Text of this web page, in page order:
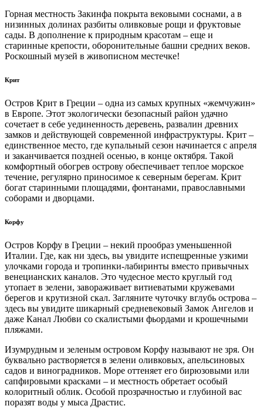
Горная местность Закинфа покрыта вековыми соснами, а в
низинных долинах разбиты оливковые рощи и фруктовые
сады. В дополнение к природным красотам – еще и
старинные крепости, оборонительные башни средних веков.
Роскошный музей в живописном местечке!
Крит
Остров Крит в Греции – одна из самых крупных «жемчужин»
в Европе. Этот экологически безопасный район удачно
сочетает в себе уединенность деревень, развалин древних
замков и действующей современной инфраструктуры. Крит –
единственное место, где купальный сезон начинается с апреля
и заканчивается поздней осенью, в конце октября. Такой
комфортный обогрев острову обеспечивает теплое морское
течение, регулярно приносимое к северным берегам. Крит
богат старинными площадями, фонтанами, православными
соборами и дворцами.
Корфу
Остров Корфу в Греции – некий прообраз уменьшенной
Италии. Где, как ни здесь, вы увидите испещренные узкими
улочками города и тропинки-лабиринты вместо привычных
венецианских каналов. Это чудесное место круглый год
утопает в зелени, завораживает витиеватыми кружевами
берегов и крутизной скал. Загляните чуточку вглубь острова –
здесь вы увидите шикарный средневековый Замок Ангелов и
даже Канал Любви со скалистыми фьордами и крошечными
пляжами.
Изумрудным и зеленым островом Корфу называют не зря. Он
буквально растворяется в зелени оливковых, апельсиновых
садов и виноградников. Море оттеняет его бирюзовыми или
сапфировыми красками – и местность обретает особый
колоритный облик. Особой прозрачностью и глубиной вас
поразят воды у мыса Драстис.